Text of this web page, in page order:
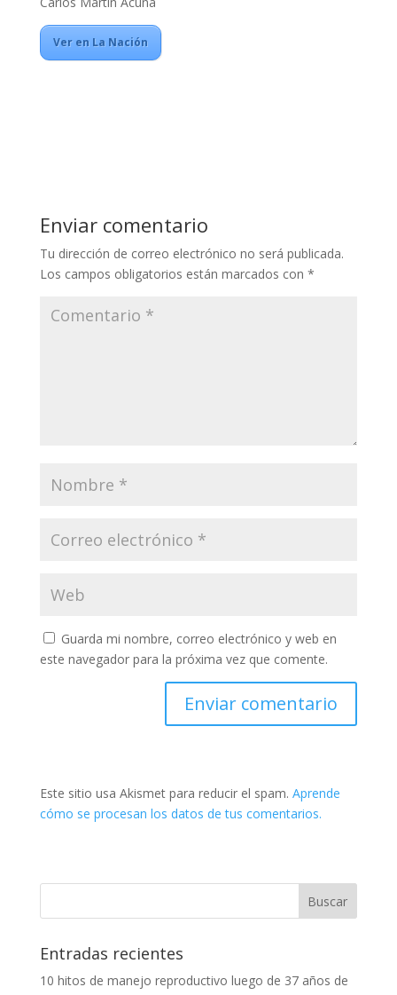
Ver en La Nación
Enviar comentario
Tu dirección de correo electrónico no será publicada.
Los campos obligatorios están marcados con *
Guarda mi nombre, correo electrónico y web en
este navegador para la próxima vez que comente.
Este sitio usa Akismet para reducir el spam. Aprende
cómo se procesan los datos de tus comentarios.
Entradas recientes
10 hitos de manejo reproductivo luego de 37 años de